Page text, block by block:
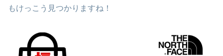
もけっこう見つかりますね！